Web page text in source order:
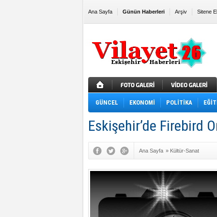
Ana Sayfa Günün Haberleri Arşiv Sitene
GÜNCEL EKONOMİ POLİTİKA
Eskişehir’de Firebird
Ana Sayfa » Kültür-Sanat